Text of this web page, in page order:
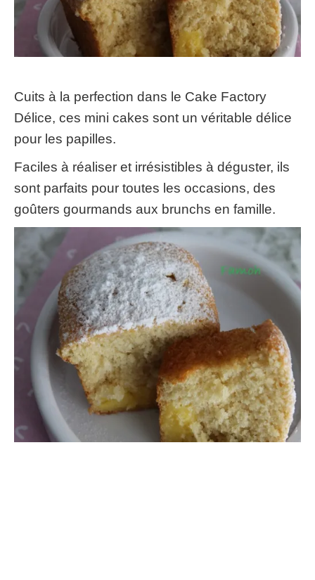
Cuits à la perfection dans le Cake Factory
Délice, ces mini cakes sont un véritable délice
pour les papilles.
Faciles à réaliser et irrésistibles à déguster, ils
sont parfaits pour toutes les occasions, des
goûters gourmands aux brunchs en famille.